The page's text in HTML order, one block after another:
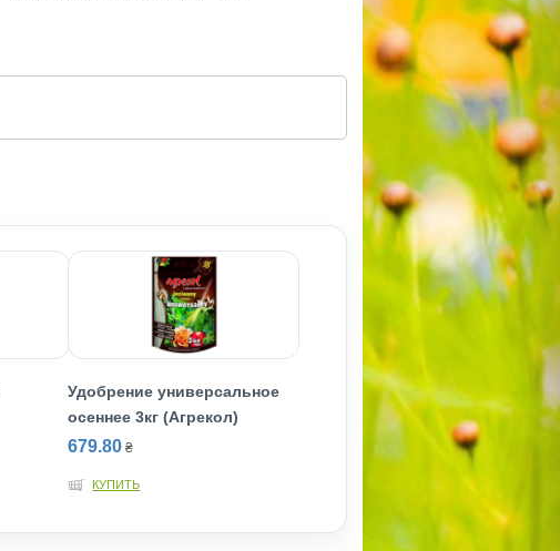
Удобрение универсальное
осеннее 3кг (Агрекол)
679.80 ₴
КУПИТЬ